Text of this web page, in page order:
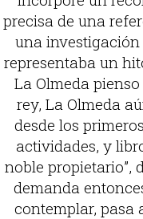
precisa de una
una investigación
representaba un
La Olmeda
rey, La Olmeda
desde los
actividades, y
noble propietario”,
demanda
contemplar, pasa